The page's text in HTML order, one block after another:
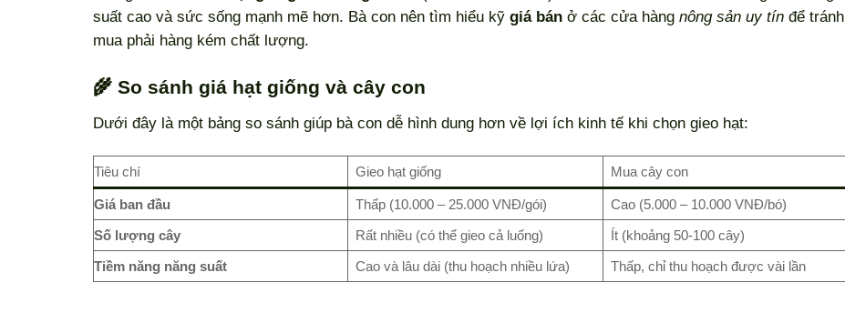
suất cao và sức sống mạnh mẽ hơn. Bà con nên tìm hiểu kỹ giá bán ở các cửa hàng nông sản uy tín để tránh
mua phải hàng kém chất lượng.
🌾 So sánh giá hạt giống và cây con
Dưới đây là một bảng so sánh giúp bà con dễ hình dung hơn về lợi ích kinh tế khi chọn gieo hạt:
Tiêu chí Gieo hạt giống Mua cây con
Giá ban đầu Thấp (10.000 – 25.000 VNĐ/gói)
Cao (5.000 – 10.000 VNĐ/bó)
Số lượng cây
Rất nhiều (có thể gieo cả luống)
Ít (khoảng 50-100 cây)
Tiềm năng năng suất
Cao và lâu dài (thu hoạch nhiều lứa) Thấp, chỉ thu hoạch được vài lần